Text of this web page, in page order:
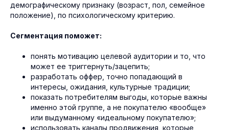
демографическому признаку (возраст, пол, семейное
положение), по психологическому критерию.
Сегментация поможет:
понять мотивацию целевой аудитории и то, что
может ее триггернуть/зацепить;
разработать оффер, точно попадающий в
интересы, ожидания, культурные традиции;
показать потребителям выгоды, которые важны
именно этой группе, а не покупателю «вообще»
или выдуманному «идеальному покупателю»;
использовать каналы продвижения, которые